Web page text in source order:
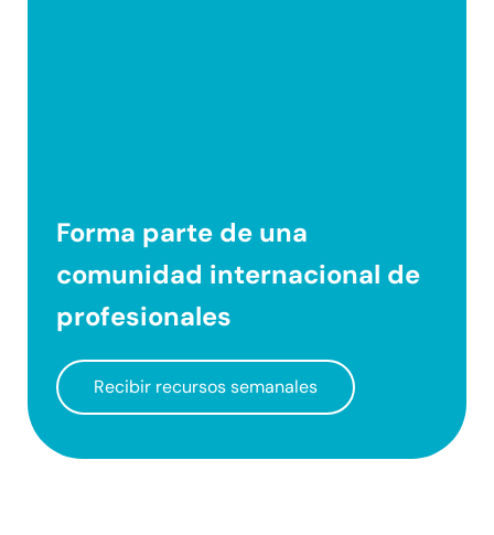
Forma parte de una
comunidad internacional de
profesionales
Recibir recursos semanales